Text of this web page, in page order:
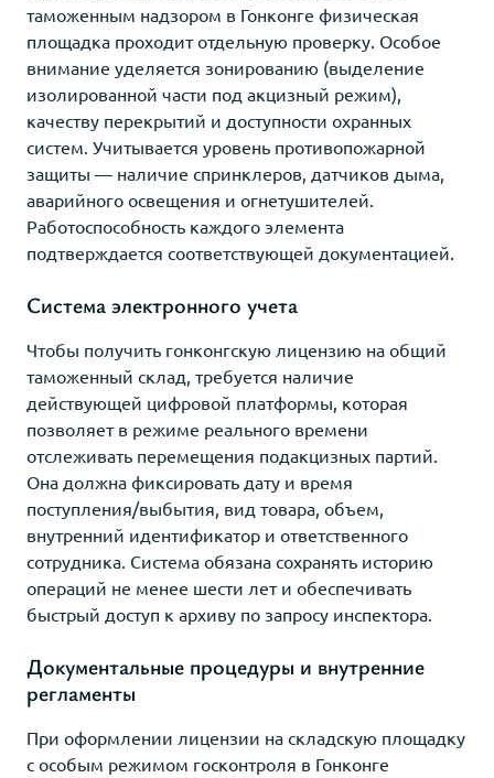
таможенным надзором в Гонконге физическая
площадка проходит отдельную проверку. Особое
внимание уделяется зонированию (выделение
изолированной части под акцизный режим),
качеству перекрытий и доступности охранных
систем. Учитывается уровень противопожарной
защиты — наличие спринклеров, датчиков дыма,
аварийного освещения и огнетушителей.
Работоспособность каждого элемента
подтверждается соответствующей документацией.
Система электронного учета
Чтобы получить гонконгскую лицензию на общий
таможенный склад, требуется наличие
действующей цифровой платформы, которая
позволяет в режиме реального времени
отслеживать перемещения подакцизных партий.
Она должна фиксировать дату и время
поступления/выбытия, вид товара, объем,
внутренний идентификатор и ответственного
сотрудника. Система обязана сохранять историю
операций не менее шести лет и обеспечивать
быстрый доступ к архиву по запросу инспектора.
Документальные процедуры и внутренние
регламенты
При оформлении лицензии на складскую площадку
с особым режимом госконтроля в Гонконге